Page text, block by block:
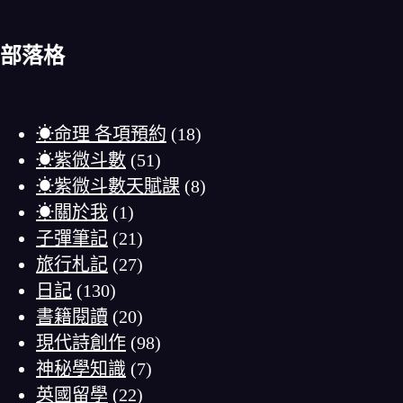
部落格
☀命理 各項預約 (18)
☀紫微斗數 (51)
☀紫微斗數天賦課 (8)
☀關於我 (1)
子彈筆記 (21)
旅行札記 (27)
日記 (130)
書籍閱讀 (20)
現代詩創作 (98)
神秘學知識 (7)
英國留學 (22)